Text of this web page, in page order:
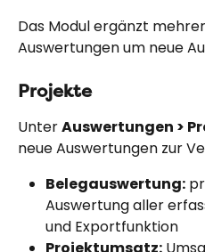
Das Modul ergänzt
Auswertungen um neue
Projekte
Unter Auswertungen >
neue Auswertungen zur
Belegauswertung:
Auswertung aller
und Exportfunktion